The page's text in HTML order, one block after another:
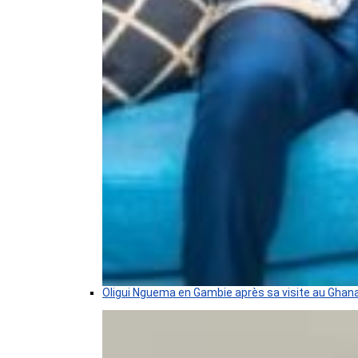
Oligui Nguema en Gambie après sa visite au